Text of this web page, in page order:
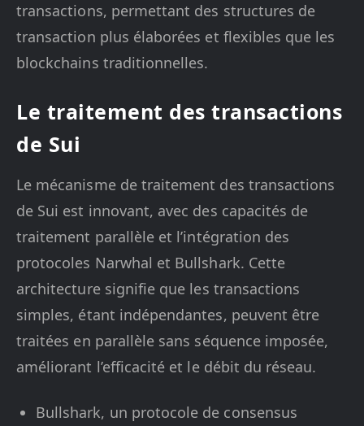
transactions, permettant des structures de
transaction plus élaborées et flexibles que les
blockchains traditionnelles.
Le traitement des transactions
de Sui
Le mécanisme de traitement des transactions
de Sui est innovant, avec des capacités de
traitement parallèle et l’intégration des
protocoles Narwhal et Bullshark. Cette
architecture signifie que les transactions
simples, étant indépendantes, peuvent être
traitées en parallèle sans séquence imposée,
améliorant l’efficacité et le débit du réseau.
Bullshark, un protocole de consensus